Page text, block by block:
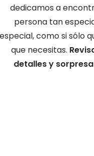
dedicamos a
persona tan
especial, como si sólo
que necesitas.
detalles y